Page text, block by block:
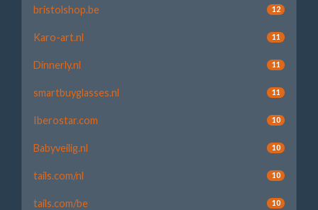
bristolshop.be 12
Karo-art.nl 11
Dinnerly.nl 11
smartbuyglasses.nl 11
Iberostar.com 10
Babyveilig.nl 10
tails.com/nl 10
tails.com/be 10